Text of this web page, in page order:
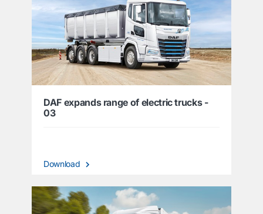
DAF expands range of electric trucks -
03
Download